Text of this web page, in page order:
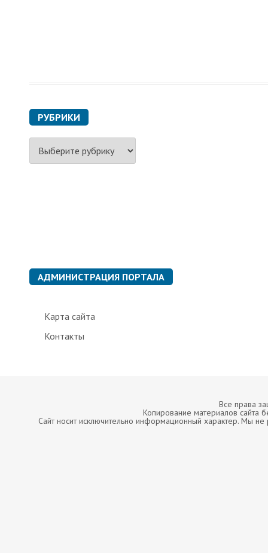
РУБРИКИ
Р
б
АДМИНИСТРАЦИЯ ПОРТАЛА
Карта сайта
Контакты
Все права
Копирование материалов сайта
Сайт носит исключительно информационный характер. Мы